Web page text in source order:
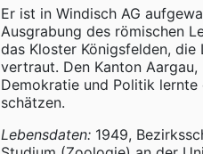
Er ist in Windisch AG
Ausgrabung des römischen
das Kloster Königsfelden,
vertraut. Den Kanton
Demokratie und Politik
schätzen.
Lebensdaten: 1949,